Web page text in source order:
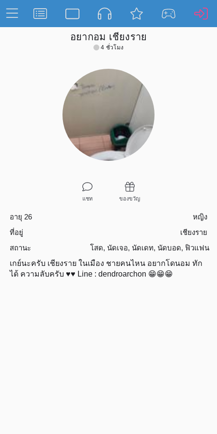
อยากอม เชียงราย
4 ชั่วโมง
แชท ของขวัญ
อายุ 26
หญิง
ที่อยู่
เชียงราย
สถานะ
โสด, นัดเจอ, นัดเดท, นัดบอด, ฟิวแฟน
เกย์นะครับ เชียงราย ในเมือง ชายคนไหน อยากโดนอม ทัก
ได้ ความลับครับ ♥♥ Line : dendroarchon 😁😁😁